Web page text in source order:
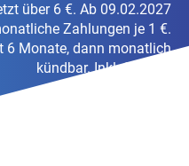
über 6 €. Ab 09.02.2027
Zahlungen je 1 €.
6 Monate, dann monatlich
kündbar. Inkl. Steuern